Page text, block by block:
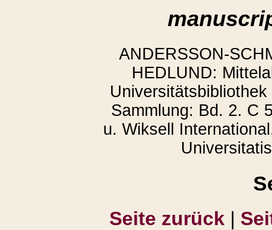
ANDERSSON-
HEDLUND:
Sammlung: Bd. 2. C
u. Wiksell
Seite zurück |